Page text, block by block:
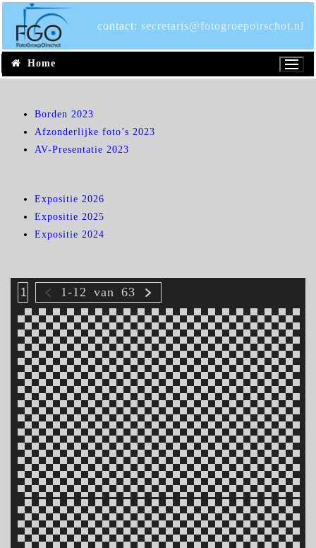
inhoud
contact: secretaris@fotogroepoirschot.nl
Home
Borden 2023
Afzonderlijke foto’s 2023
AV-Presentatie 2023
Expositie 2026
Expositie 2025
Expositie 2024
1-12 van 63